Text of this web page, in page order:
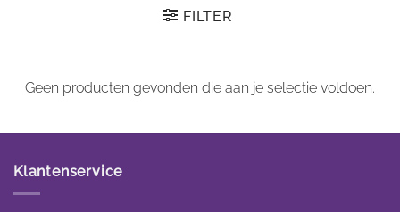
FILTER
Geen producten gevonden die aan je selectie voldoen.
Klantenservice